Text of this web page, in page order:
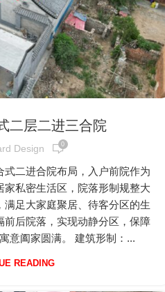
二层二进三合院
Design 0
二进合院布局，入户前院作为
私密生活区，院落形制规整大
足大家庭聚居、待客分区的生
后院落，实现动静分区，保障
意阖家圆满。 建筑形制：...
READING